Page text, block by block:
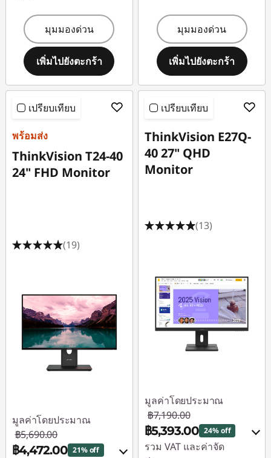
มุมมองด่วน
เพิ่มไปยังตะกร้า
มุมมองด่วน
เพิ่มไปยังตะกร้า
เปรียบเทียบ
พร้อมส่ง
ThinkVision T24-40
24" FHD Monitor
(19)
มูลค่าโดยประมาณ
฿5,690.00
฿4,472.00 21% off
เปรียบเทียบ
ThinkVision E27Q-
40 27" QHD
Monitor
(13)
มูลค่าโดยประมาณ
฿7,190.00
฿5,393.00 24% off
รวม VAT และค่าจัด